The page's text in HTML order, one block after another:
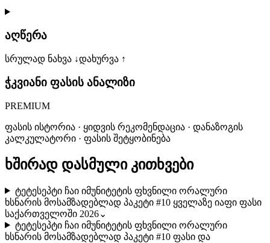
აღწერა
სრულად ნახვა ↓დახურვა ↑
ჭკვიანი ფასის ანალიზი
PREMIUM
ფასის ისტორია · ყიდვის რეკომენდაცია · დანაზოგის
კალკულატორი · ფასის შეტყობინება
ხშირად დასმული კითხვები
ტეტესეპტი ჩაი იმუნიტეტის ფხვნილი ორალური
ხსნარის მოსამზადებლად პაკეტი #10 ყველაზე იაფი ფასი
საქართველოში 2026⌄
ტეტესეპტი ჩაი იმუნიტეტის ფხვნილი ორალური
ხსნარის მოსამზადებლად პაკეტი #10 ფასი და